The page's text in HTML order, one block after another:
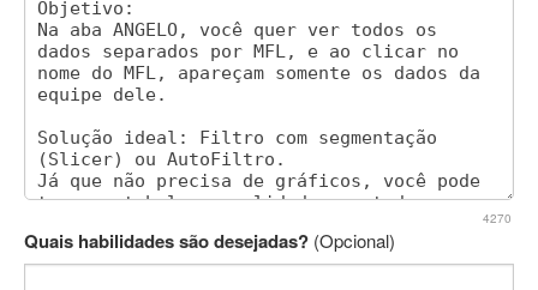
4270
Quais habilidades são desejadas? (Opcional)